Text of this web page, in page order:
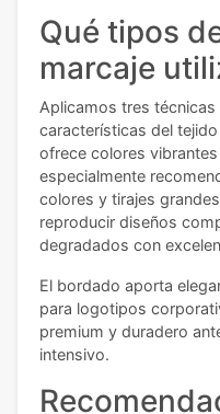
Qué tipos
marcaje
Aplicamos tres
características del
ofrece colores
especialmente
colores y tirajes
reproducir diseños
degradados con
El bordado aporta
para logotipos
premium y duradero
intensivo.